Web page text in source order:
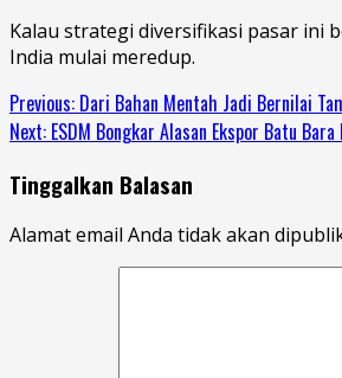
Kalau strategi diversifikasi pasar ini
India mulai meredup.
Previous: Dari Bahan Mentah Jadi Bernilai
Next: ESDM Bongkar Alasan Ekspor Batu
Tinggalkan Balasan
Alamat email Anda tidak akan